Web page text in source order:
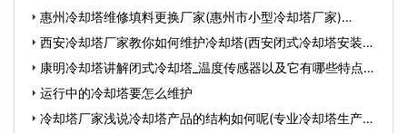
… 惠州冷却塔维修填料更换厂家(惠州市小型冷却塔厂家)…
西安冷却塔厂家教你如何维护冷却塔(西安闭式冷却塔安装厂
家…康明冷却塔讲解闭式冷却塔_温度传感器以及它有哪些特点
(闭…
运行中的冷却塔要怎么维护
冷却塔厂家浅说冷却塔产品的结构如何呢(专业冷却塔生产厂